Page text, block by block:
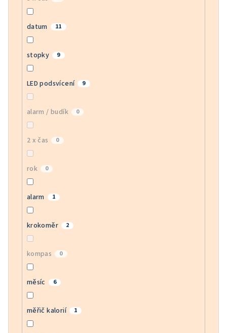
datum 11
stopky 9
LED podsvícení 9
alarm / budík 0
2 x čas 0
rok 0
alarm 1
krokoměr 2
kompas 0
měsíc 6
měřič kalorií 1